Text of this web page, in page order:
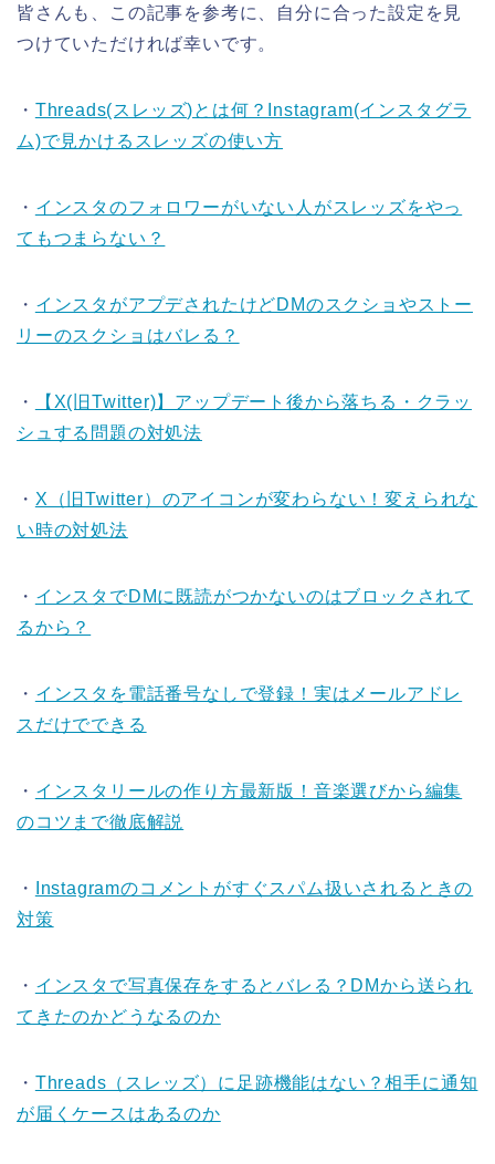
皆さんも、この記事を参考に、自分に合った設定を見
つけていただければ幸いです。
・ Threads(スレッズ)とは何？Instagram(インスタグラ
ム)で見かけるスレッズの使い方
・ インスタのフォロワーがいない人がスレッズをやっ
てもつまらない？
・ インスタがアプデされたけどDMのスクショやストー
リーのスクショはバレる？
・
【X(旧Twitter)】アップデート後から落ちる・クラッ
シュする問題の対処法
・ X（旧Twitter）のアイコンが変わらない！変えられな
い時の対処法
・ インスタでDMに既読がつかないのはブロックされて
るから？
・ インスタを電話番号なしで登録！実はメールアドレ
スだけでできる
・ インスタリールの作り方最新版！音楽選びから編集
のコツまで徹底解説
・
Instagramのコメントがすぐスパム扱いされるときの
対策
・ インスタで写真保存をするとバレる？DMから送られ
てきたのかどうなるのか
・ Threads（スレッズ）に足跡機能はない？相手に通知
が届くケースはあるのか